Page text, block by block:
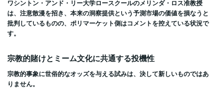
ワシントン・アンド・リー大学ロースクールのメリンダ・ロス准教授
は、注意散漫を招き、本来の洞察提供という予測市場の価値を損なうと
批判しているものの、ポリマーケット側はコメントを控えている状況で
す。
宗教的賭けとミーム文化に共通する投機性
宗教的事象に世俗的なオッズを与える試みは、決して新しいものではあ
りません。